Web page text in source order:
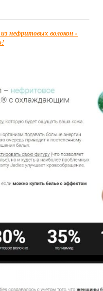
нефритовых волокон -